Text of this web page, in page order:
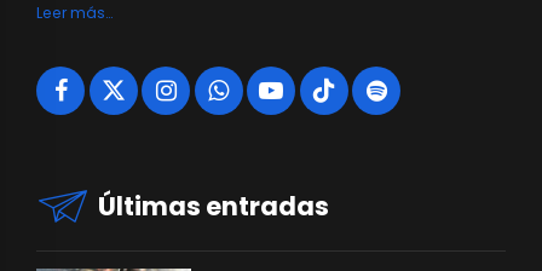
Leer más…
Últimas entradas